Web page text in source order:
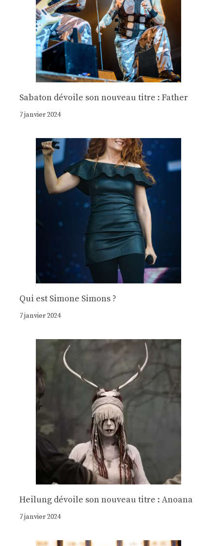
Sabaton dévoile son nouveau titre : Father
7 janvier 2024
Qui est Simone Simons ?
7 janvier 2024
Heilung dévoile son nouveau titre : Anoana
7 janvier 2024